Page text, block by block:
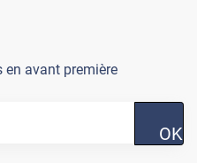
en avant première
OK